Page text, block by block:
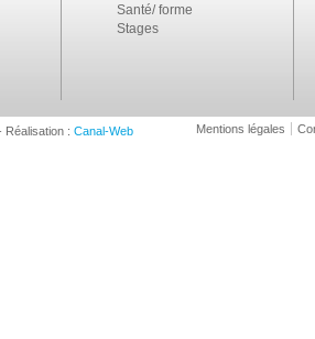
Santé/ forme
Stages
Réalisation : Canal-Web Mentions légales